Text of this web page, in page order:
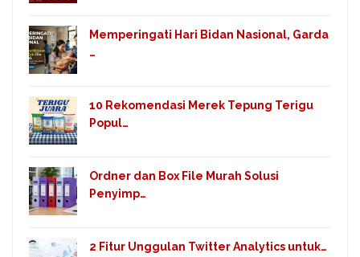
Memperingati Hari Bidan Nasional, Garda
…
10 Rekomendasi Merek Tepung Terigu
Popul…
Ordner dan Box File Murah Solusi
Penyimp…
2 Fitur Unggulan Twitter Analytics untuk…